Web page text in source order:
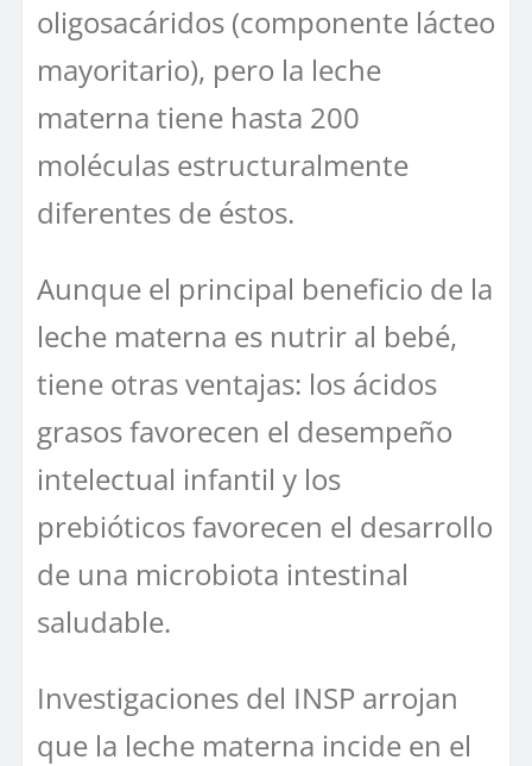
oligosacáridos (componente lácteo
mayoritario), pero la leche
materna tiene hasta 200
moléculas estructuralmente
diferentes de éstos.
Aunque el principal beneficio de la
leche materna es nutrir al bebé,
tiene otras ventajas: los ácidos
grasos favorecen el desempeño
intelectual infantil y los
prebióticos favorecen el desarrollo
de una microbiota intestinal
saludable.
Investigaciones del INSP arrojan
que la leche materna incide en el